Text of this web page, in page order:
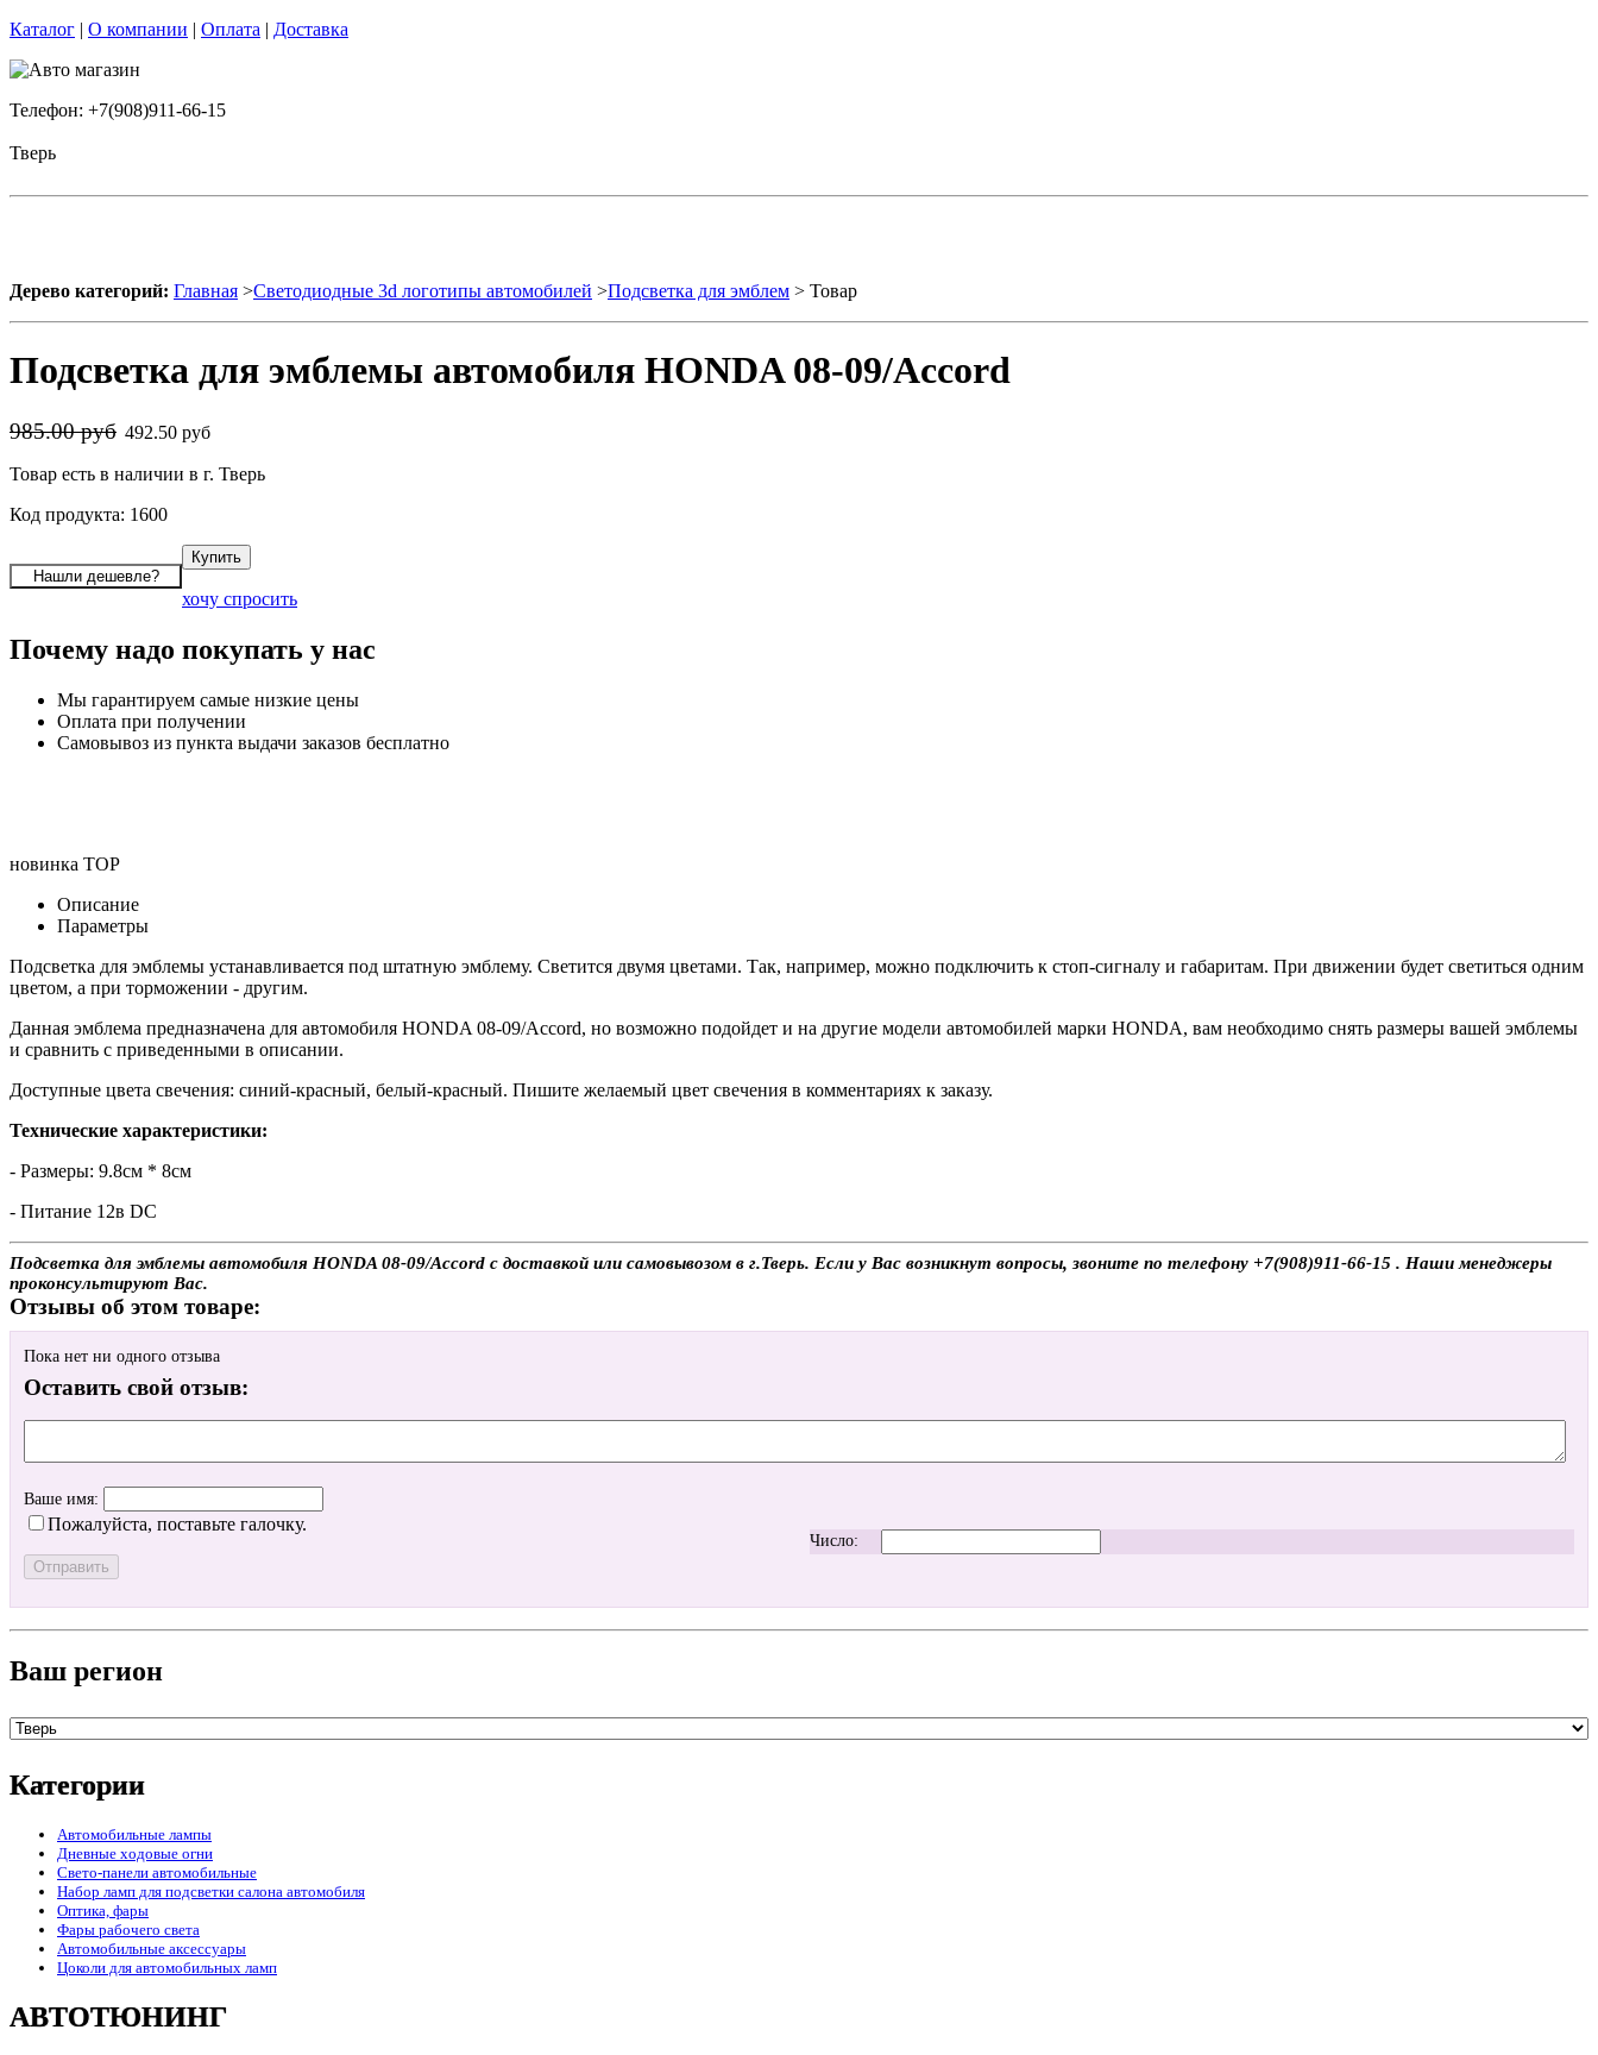
Каталог | О компании | Оплата | Доставка
Телефон: +7(908)911-66-15
Тверь
Дерево категорий: Главная >Светодиодные 3d логотипы автомобилей >Подсветка для эмблем > Товар
Подсветка для эмблемы автомобиля HONDA 08-09/Accord
985.00 руб 492.50 руб
Товар есть в наличии в г. Тверь
Код продукта: 1600
хочу спросить
Почему надо покупать у нас
Мы гарантируем самые низкие цены
Оплата при получении
Самовывоз из пункта выдачи заказов бесплатно
новинка TOP
Описание
Параметры
Подсветка для эмблемы устанавливается под штатную эмблему. Светится двумя цветами. Так, например, можно подключить к стоп-сигналу и габаритам. При движении будет светиться одним
цветом, а при торможении - другим.
Данная эмблема предназначена для автомобиля HONDA 08-09/Accord, но возможно подойдет и на другие модели автомобилей марки HONDA, вам необходимо снять размеры вашей эмблемы
и сравнить с приведенными в описании.
Доступные цвета свечения: синий-красный, белый-красный. Пишите желаемый цвет свечения в комментариях к заказу.
Технические характеристики:
- Размеры: 9.8см * 8см
- Питание 12в DC
Подсветка для эмблемы автомобиля HONDA 08-09/Accord с доставкой или самовывозом в г.Тверь. Если у Вас возникнут вопросы, звоните по телефону +7(908)911-66-15 . Наши менеджеры
проконсультируют Вас.
Отзывы об этом товаре:
Пока нет ни одного отзыва
Оставить свой отзыв:
Ваше имя:
Пожалуйста, поставьте галочку.
Число:
Ваш регион
Категории
Автомобильные лампы
Дневные ходовые огни
Свето-панели автомобильные
Набор ламп для подсветки салона автомобиля
Оптика, фары
Фары рабочего света
Автомобильные аксессуары
Цоколи для автомобильных ламп
АВТОТЮНИНГ